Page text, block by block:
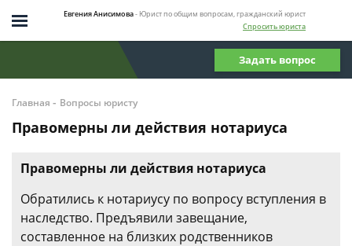
Евгения Анисимова- Юрист по общим вопросам, гражданский юрист
Спросить юриста
Задать вопрос
Главная - Вопросы юристу
Правомерны ли действия нотариуса
Правомерны ли действия нотариуса
Обратились к нотариусу по вопросу вступления в
наследство. Предъявили завещание,
составленное на близких родственников